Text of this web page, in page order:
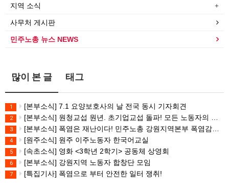
지역 소식
사무처 게시판
민주노총 뉴스 NEWS
많이 본 글 태그
1 [본부소식] 7.1 요양보호사의 날 전국 동시 기자회견
2 [본부소식] 원청교섭 원년. 초기업교섭 돌파! 모든 노동자의 노동기본권 쟁취! 민주노총 7.15 총파업대회
3 [본부소식] 폭염은 재난이다! 민주노총 강원지역본부 폭염감시단 선포 기자회견
4 [원주소식] 원주 이주노동자 한국어교실
5 [속초소식] 영화 <3학년 2학기> 공동체 상영회
6 [본부소식] 강원지역 노동자 합창단 모임
7 [특집기사] 폭염으로 부터 안전한 일터 쟁취!